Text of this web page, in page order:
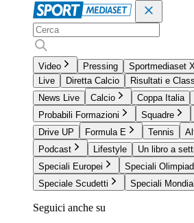
Video Pressing Sportmediaset
Live
Diretta Calcio
Risultati e
News Live
Calcio Coppa Italia
Probabili Formazioni
Squadre
Drive UP
Formula E Tennis
Podcast
Lifestyle
Un libro a
Speciali Europei
Speciali
Speciale Scudetti
Speciali
Seguici anche su